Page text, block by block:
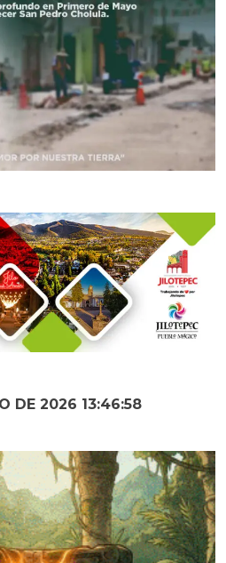
DE 2026 13:47:00